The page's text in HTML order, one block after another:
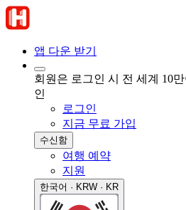
앱 다운 받기
회원은 로그인 시 전 세계 10
인
로그인
지금 무료 가입
수신함
여행 예약
지원
한국어 · KRW · KR